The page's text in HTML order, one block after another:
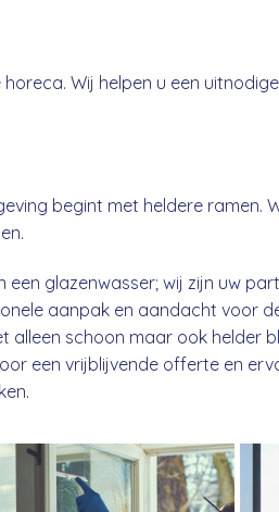
Wij helpen u een
begint met heldere ramen.
een glazenwasser; wij zijn uw
aanpak en aandacht voor
alleen schoon maar ook helder
een vrijblijvende offerte en